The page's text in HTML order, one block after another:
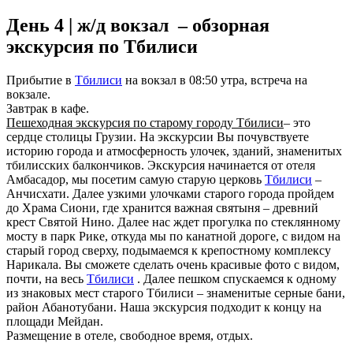
День 4 | ж/д вокзал – обзорная
экскурсия по Тбилиси
Прибытие в Тбилиси на вокзал в 08:50 утра, встреча на
вокзале.
Завтрак в кафе.
Пешеходная экскурсия по старому городу Тбилиси– это
сердце столицы Грузии. На экскурсии Вы почувствуете
историю города и атмосферность улочек, зданий, знаменитых
тбилисских балкончиков. Экскурсия начинается от отеля
Амбасадор, мы посетим самую старую церковь Тбилиси –
Анчисхати. Далее узкими улочками старого города пройдем
до Храма Сиони, где хранится важная святыня – древний
крест Святой Нино. Далее нас ждет прогулка по стеклянному
мосту в парк Рике, откуда мы по канатной дороге, с видом на
старый город сверху, подымаемся к крепостному комплексу
Нарикала. Вы сможете сделать очень красивые фото с видом,
почти, на весь Тбилиси . Далее пешком спускаемся к одному
из знаковых мест старого Тбилиси – знаменитые серные бани,
район Абанотубани. Наша экскурсия подходит к концу на
площади Мейдан.
Размещение в отеле, свободное время, отдых.